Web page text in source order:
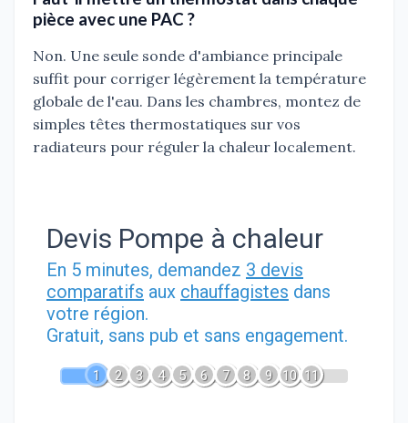
pièce avec une PAC ?
Non. Une seule sonde d'ambiance principale
suffit pour corriger légèrement la température
globale de l'eau. Dans les chambres, montez de
simples têtes thermostatiques sur vos
radiateurs pour réguler la chaleur localement.
Devis Pompe à chaleur
En 5 minutes, demandez 3 devis
comparatifs aux chauffagistes dans
votre région.
Gratuit, sans pub et sans engagement.
1 2 3 4 5 6 7 8 9 10 11